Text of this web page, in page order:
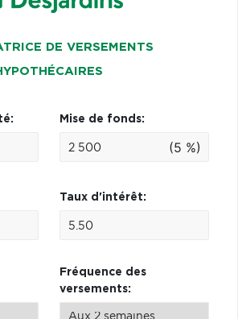
DE VERSEMENTS
Mise de fonds:
(5 %)
Taux d'intérêt:
Fréquence des
versements: